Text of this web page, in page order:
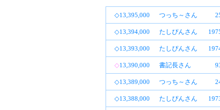
◇13,395,000 つっち～さん
◇13,394,000 たしぴんさん
◇13,393,000 たしぴんさん
◇13,390,000 書記長さん
◇13,389,000 つっち～さん
◇13,388,000 たしぴんさん